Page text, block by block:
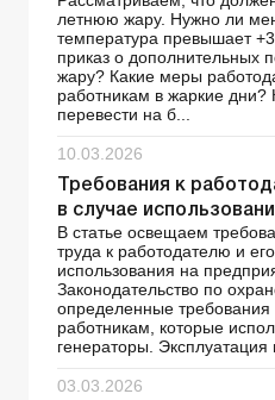
летнюю жару. Нужно ли
температура превышает
приказ о дополнительных
жару? Какие меры
работникам в жаркие дни?
перевести на б...
10.03.2026
Требования к
в случае
В статье освещаем
труда к работодателю и
использования на
Законодательство по
определенные требования
работникам, которые
генераторы. Эксплуатация
03.03.2026